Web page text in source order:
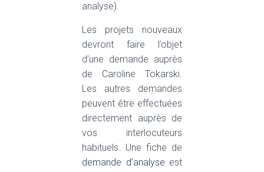
analyse).
Les projets nouveaux
devront faire l’objet
d’une demande auprès
de Caroline Tokarski.
Les autres demandes
peuvent être effectuées
directement auprès de
vos interlocuteurs
habituels. Une fiche de
demande d’analyse est